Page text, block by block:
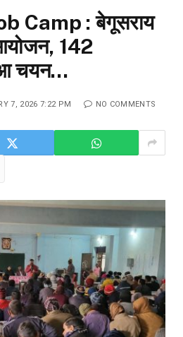
Camp : बेगूसराय
142
चयन…
7, 2026 7:22 PM NO COMMENTS